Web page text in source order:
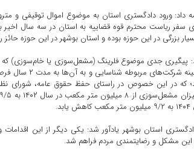
داد: ورود دادگستری استان به موضوع اموال توقیفی و
سفر ریاست محترم قوه قضاییه به استان در سه سال اخیر
بزرگی در این حوزه بوده و استان بوشهر در این حوزه
پیگیری جدی موضوع فلرینگ (مشعل‌سوزی یا
که در این خصوص در راستای حفظ حقوق عامه، شورای
استان بوشهر یادآور شد: یکی دیگر از این
این مشکل و رضایتمندی مردم فراهم شد.